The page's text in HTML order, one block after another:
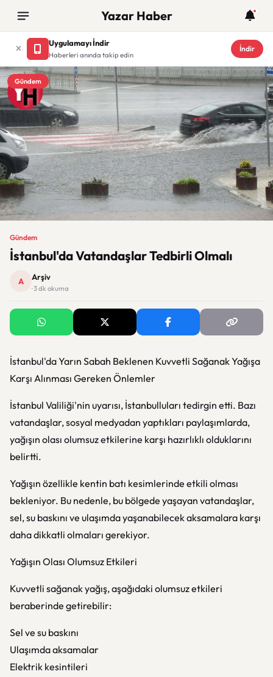
Yazar Haber
Uygulamayı İndir
Haberleri anında takip edin
İndir
Gündem
Gündem
İstanbul'da Vatandaşlar Tedbirli Olmalı
A Arşiv
· 3 dk okuma
İstanbul'da Yarın Sabah Beklenen Kuvvetli Sağanak Yağışa
Karşı Alınması Gereken Önlemler
İstanbul Valiliği'nin uyarısı, İstanbulluları tedirgin etti. Bazı
vatandaşlar, sosyal medyadan yaptıkları paylaşımlarda,
yağışın olası olumsuz etkilerine karşı hazırlıklı olduklarını
belirtti.
Yağışın özellikle kentin batı kesimlerinde etkili olması
bekleniyor. Bu nedenle, bu bölgede yaşayan vatandaşlar,
sel, su baskını ve ulaşımda yaşanabilecek aksamalara karşı
daha dikkatli olmaları gerekiyor.
Yağışın Olası Olumsuz Etkileri
Kuvvetli sağanak yağış, aşağıdaki olumsuz etkileri
beraberinde getirebilir:
Sel ve su baskını
Ulaşımda aksamalar
Elektrik kesintileri